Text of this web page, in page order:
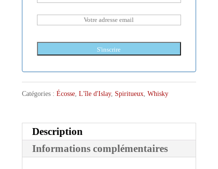
S'inscrire
Catégories : Écosse, L'île d'Islay, Spiritueux, Whisky
Description
Informations complémentaires